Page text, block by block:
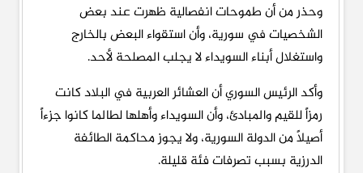
وحذر من أن طموحات انفصالية ظهرت عند بعض
الشخصيات في سورية، وأن استقواء البعض بالخارج
واستغلال أبناء السويداء لا يجلب المصلحة لأحد.
وأكد الرئيس السوري أن العشائر العربية في البلاد كانت
رمزاً للقيم والمبادئ، وأن السويداء وأهلها لطالما كانوا جزءاً
أصيلاً من الدولة السورية، ولا يجوز محاكمة الطائفة
الدرزية بسبب تصرفات فئة قليلة.